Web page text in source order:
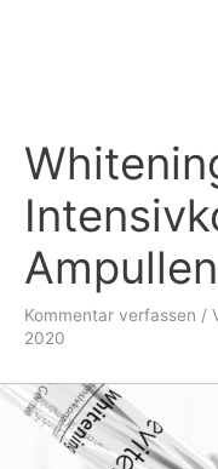
Kommentar verfassen /
2020